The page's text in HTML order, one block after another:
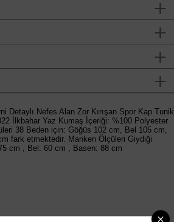
Detaylı Nefes Alan Zor Kırışan Spor Kap Tunik
İlkbahar Yaz Kumaş İçeriği: %100 Polyester
38 Beden için: Göğüs 102 cm, Bel 105 cm,
fark etmektedir. Manken Ölçüleri Giydiği
cm , Bel: 60 cm , Basen: 88 cm